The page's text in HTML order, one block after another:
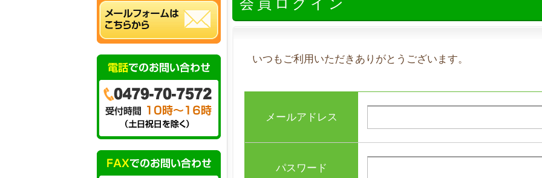
会員ログイン
いつもご利用いただきありがとうございます。
メールアドレス
パスワード